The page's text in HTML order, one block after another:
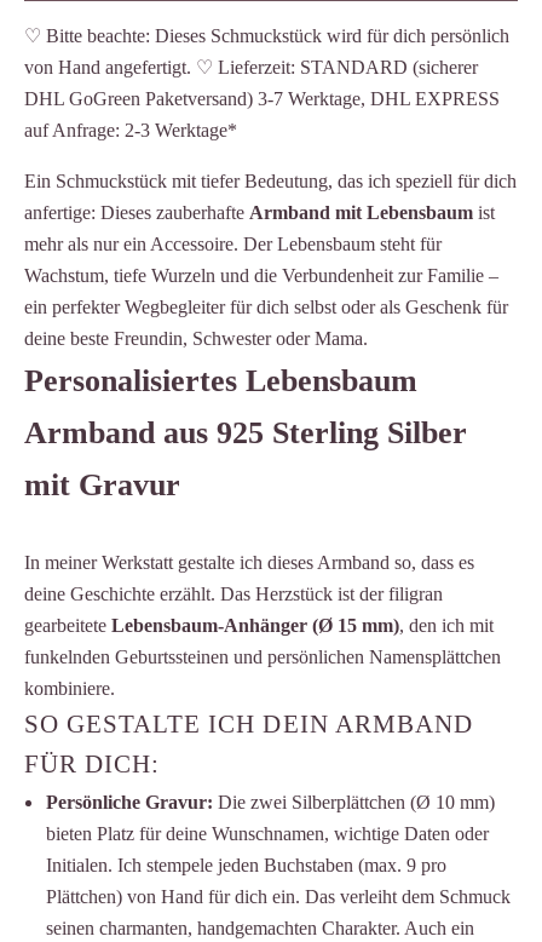
♡ Bitte beachte: Dieses Schmuckstück wird für dich persönlich
von Hand angefertigt. ♡ Lieferzeit: STANDARD (sicherer
DHL GoGreen Paketversand) 3-7 Werktage, DHL EXPRESS
auf Anfrage: 2-3 Werktage*
Ein Schmuckstück mit tiefer Bedeutung, das ich speziell für dich
anfertige: Dieses zauberhafte Armband mit Lebensbaum ist
mehr als nur ein Accessoire. Der Lebensbaum steht für
Wachstum, tiefe Wurzeln und die Verbundenheit zur Familie –
ein perfekter Wegbegleiter für dich selbst oder als Geschenk für
deine beste Freundin, Schwester oder Mama.
Personalisiertes Lebensbaum
Armband aus 925 Sterling Silber
mit Gravur
In meiner Werkstatt gestalte ich dieses Armband so, dass es
deine Geschichte erzählt. Das Herzstück ist der filigran
gearbeitete Lebensbaum-Anhänger (Ø 15 mm), den ich mit
funkelnden Geburtssteinen und persönlichen Namensplättchen
kombiniere.
SO GESTALTE ICH DEIN ARMBAND
FÜR DICH:
Persönliche Gravur: Die zwei Silberplättchen (Ø 10 mm)
bieten Platz für deine Wunschnamen, wichtige Daten oder
Initialen. Ich stempele jeden Buchstaben (max. 9 pro
Plättchen) von Hand für dich ein. Das verleiht dem Schmuck
seinen charmanten, handgemachten Charakter. Auch ein